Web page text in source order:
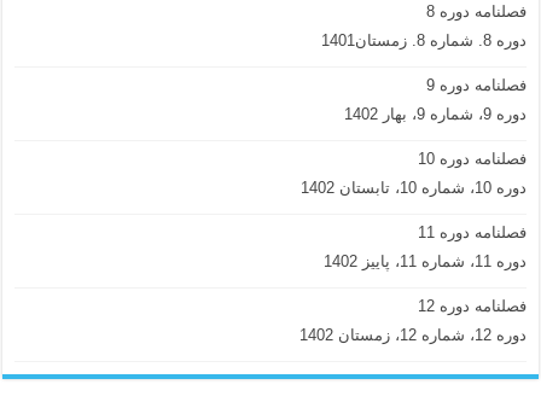
فصلنامه دوره 8
دوره 8. شماره 8. زمستان1401
فصلنامه دوره 9
دوره 9، شماره 9، بهار 1402
فصلنامه دوره 10
دوره 10، شماره 10، تابستان 1402
فصلنامه دوره 11
دوره 11، شماره 11، پاییز 1402
فصلنامه دوره 12
دوره 12، شماره 12، زمستان 1402